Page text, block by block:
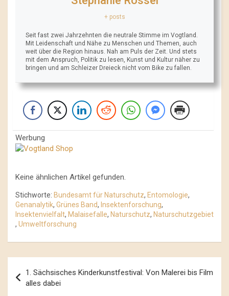
+ posts
Seit fast zwei Jahrzehnten die neutrale Stimme im Vogtland.
Mit Leidenschaft und Nähe zu Menschen und Themen, auch
weit über die Region hinaus. Nah am Puls der Zeit. Und stets
mit dem Anspruch, Politik zu lesen, Kunst und Kultur näher zu
bringen und am Schleizer Dreieck nicht vom Bike zu fallen.
Werbung
Keine ähnlichen Artikel gefunden.
Stichworte: Bundesamt für Naturschutz, Entomologie,
Genanalytik, Grünes Band, Insektenforschung,
Insektenvielfalt, Malaisefalle, Naturschutz, Naturschutzgebiet
, Umweltforschung
Navigation
1. Sächsisches Kinderkunstfestival: Von Malerei bis Film
alles dabei